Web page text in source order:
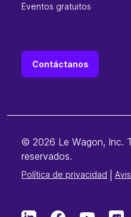
Eventos gratuitos
Contáctanos
© 2026 Le Wagon, Inc.
reservados.
Política de privacidad